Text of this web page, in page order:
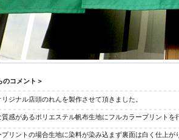
オリジナルうちわ
のコメント＞
ジナル店頭のれんを製作させて頂きました。
感があるポリエステル帆布生地にフルカラープリントを
プリントの場合生地に染料が染み込まず裏面は白く仕上